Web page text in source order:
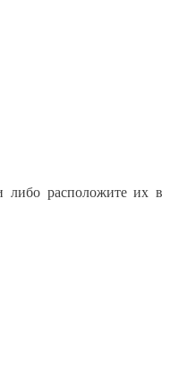
либо расположите их в